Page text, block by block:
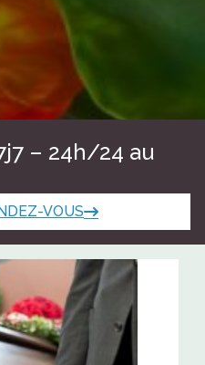
– 24h/24 au
VOUS